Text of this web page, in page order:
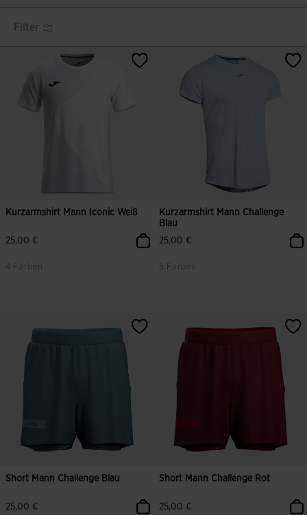
Filter
Kurzarmshirt Mann Iconic Weiß
25,00 €
4 Farben
Kurzarmshirt Mann Challenge
Blau
25,00 €
5 Farben
4,1 von 5 Kundenbewertungen
Short Mann Challenge Blau
25,00 €
Short Mann Challenge Rot
25,00 €